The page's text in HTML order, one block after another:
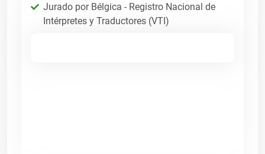
Jurado por Bélgica - Registro Nacional de
Intérpretes y Traductores (VTI)